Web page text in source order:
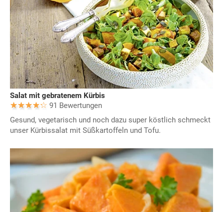
Salat mit gebratenem Kürbis
91 Bewertungen
Gesund, vegetarisch und noch dazu super köstlich schmeckt
unser Kürbissalat mit Süßkartoffeln und Tofu.